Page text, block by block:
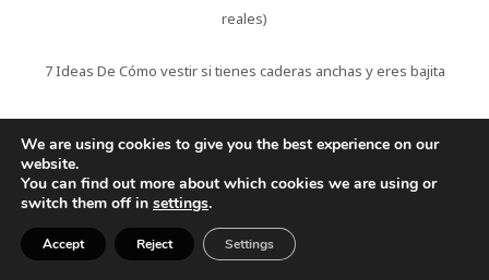
reales)
7 Ideas De Cómo vestir si tienes caderas anchas y eres bajita
9 Consejos De Cómo vestir casual elegante para hombres
adultos
Vestiduras blancas en la Biblia: 5 significado espiritual y
simbolismo
We are using cookies to give you the best experience on our
website.
You can find out more about which cookies we are using or
switch them off in settings.
Accept Reject Settings